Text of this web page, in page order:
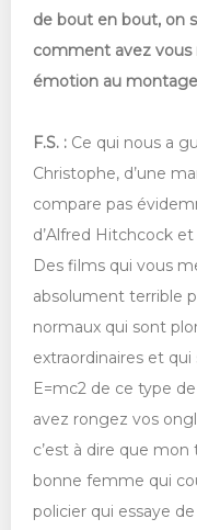
de bout en bout, on
comment avez vous
émotion au
F.S. : Ce qui nous a
Christophe, d’une
compare pas
d’Alfred Hitchcock
Des films qui vous
absolument terrible
normaux qui sont
extraordinaires et qui
E=mc2 de ce type
avez rongez vos
c’est à dire que
bonne femme qui
policier qui essaye